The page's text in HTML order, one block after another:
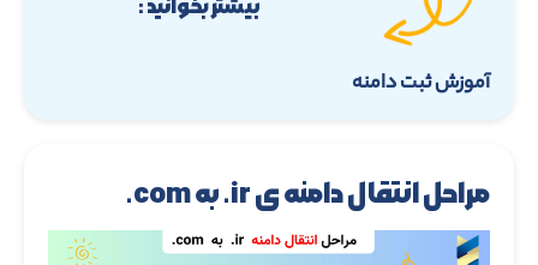
بیشتر بخوانید :
آموزش ثبت دامنه
مراحل انتقال دامنه ی ir. به com.